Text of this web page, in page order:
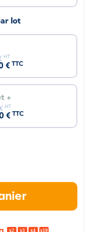
lot
HT
€ TTC
+
HT
€ TTC